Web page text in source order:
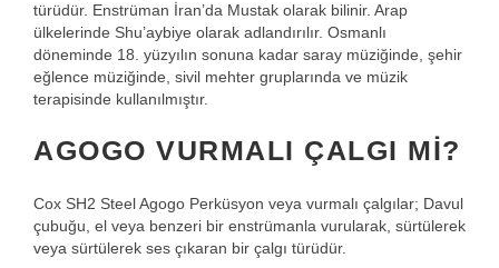
türüdür. Enstrüman İran’da Mustak olarak bilinir. Arap
ülkelerinde Shu’aybiye olarak adlandırılır. Osmanlı
döneminde 18. yüzyılın sonuna kadar saray müziğinde, şehir
eğlence müziğinde, sivil mehter gruplarında ve müzik
terapisinde kullanılmıştır.
AGOGO VURMALI ÇALGI MI?
Cox SH2 Steel Agogo Perküsyon veya vurmalı çalgılar; Davul
çubuğu, el veya benzeri bir enstrümanla vurularak, sürtülerek
veya sürtülerek ses çıkaran bir çalgı türüdür.